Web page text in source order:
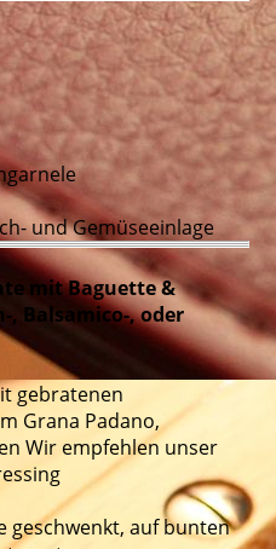
und Gemüseeinlage
mit Baguette &
Balsamico-, oder
gebratenen
Grana Padano,
Wir empfehlen unser
geschwenkt, auf bunten